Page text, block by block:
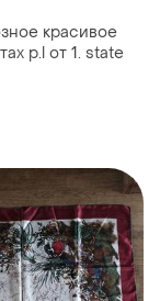
красивое
р.l от 1. state